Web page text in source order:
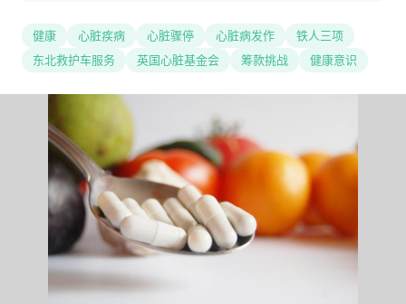
健康 心脏疾病 心脏骤停 心脏病发作
铁人三项
东北救护车服务
英国心脏基金会 筹款挑战 健康意识